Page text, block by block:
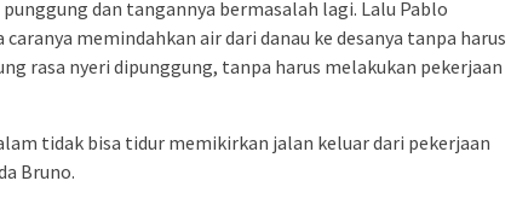
dan tangannya bermasalah lagi. Lalu Pablo
memindahkan air dari danau ke desanya tanpa harus
rasa nyeri dipunggung, tanpa harus melakukan pekerjaan
tidak bisa tidur memikirkan jalan keluar dari pekerjaan
Bruno.